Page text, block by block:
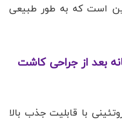
است که به طور طبیعی
بعد از جراحی کاشت
با قابلیت جذب بالا